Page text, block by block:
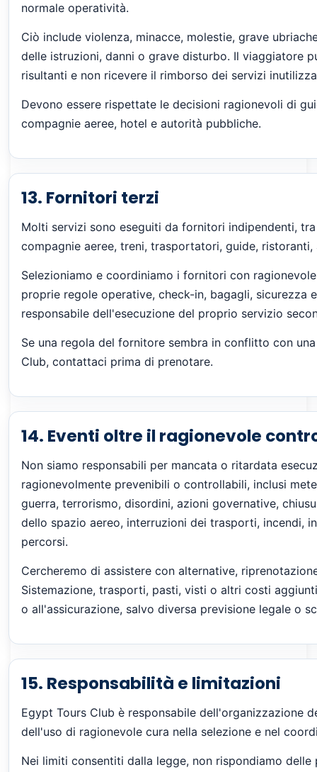
normale operatività.
Ciò include violenza, minacce, molestie, grave
delle istruzioni, danni o grave disturbo. Il viaggiatore
risultanti e non ricevere il rimborso dei servizi
Devono essere rispettate le decisioni ragionevoli di
compagnie aeree, hotel e autorità pubbliche.
13. Fornitori terzi
Molti servizi sono eseguiti da fornitori indipendenti,
compagnie aeree, treni, trasportatori, guide,
Selezioniamo e coordiniamo i fornitori con
proprie regole operative, check-in, bagagli, sicurezza
responsabile dell'esecuzione del proprio servizio
Se una regola del fornitore sembra in conflitto con
Club, contattaci prima di prenotare.
14. Eventi oltre il ragionevole
Non siamo responsabili per mancata o ritardata
ragionevolmente prevenibili o controllabili, inclusi
guerra, terrorismo, disordini, azioni governative,
dello spazio aereo, interruzioni dei trasporti, incendi,
percorsi.
Cercheremo di assistere con alternative,
Sistemazione, trasporti, pasti, visti o altri costi
o all'assicurazione, salvo diversa previsione legale o
15. Responsabilità e limitazioni
Egypt Tours Club è responsabile dell'organizzazione
dell'uso di ragionevole cura nella selezione e nel
Nei limiti consentiti dalla legge, non rispondiamo